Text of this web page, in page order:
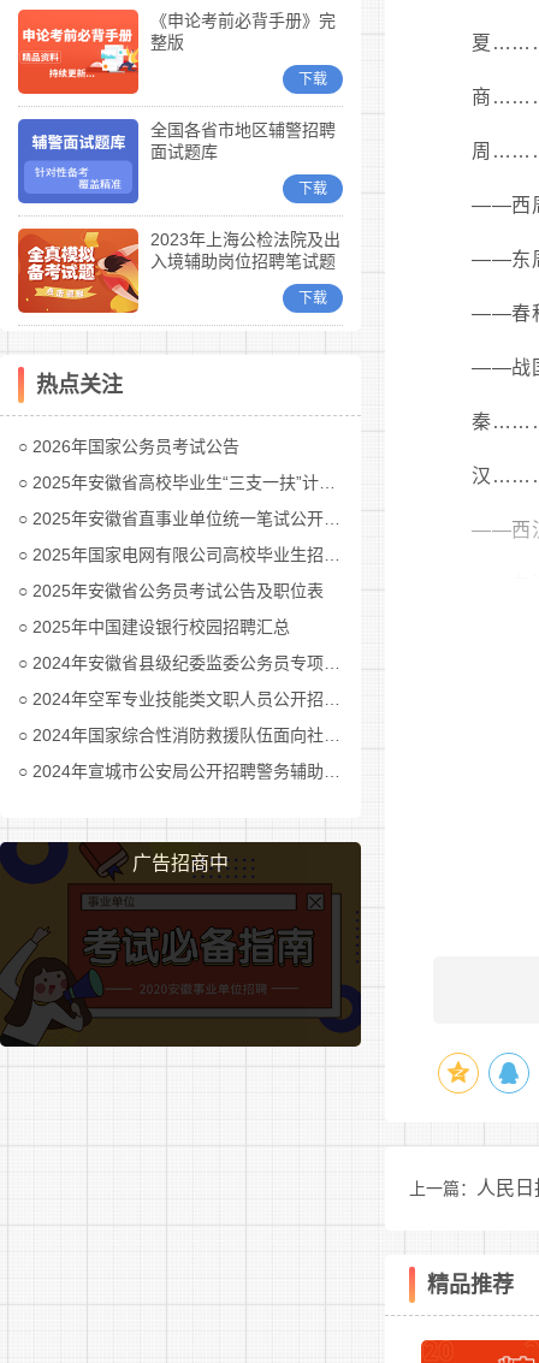
《申论考前必背手册》完
整版
下载
全国各省市地区辅警招聘
面试题库
下载
2023年上海公检法院及出
入境辅助岗位招聘笔试题
下载
热点关注
2026年国家公务员考试公告
2025年安徽省高校毕业生“三支一扶”计划招募公告
2025年安徽省直事业单位统一笔试公开招聘工作人员公告
2025年国家电网有限公司高校毕业生招聘公告(第二批)汇总
2025年安徽省公务员考试公告及职位表
2025年中国建设银行校园招聘汇总
2024年安徽省县级纪委监委公务员专项招考公告及职位表汇总
2024年空军专业技能类文职人员公开招考公告
2024年国家综合性消防救援队伍面向社会招录消防员公告
2024年宣城市公安局公开招聘警务辅助人员公告
广告招商中
夏
商
周
——西
——东
——春
——战
秦
汉
——西
南北
——
——
隋
唐
五代
上一篇： 人民
精品推荐